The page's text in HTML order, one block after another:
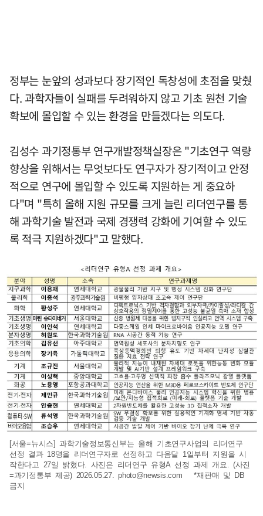
정부는 눈앞의 성과보다 장기적인 독창성에 초점을 맞췄
다. 과학자들이 실패를 두려워하지 않고 기초 원천 기술
확보에 몰입할 수 있는 환경을 만들겠다는 의도다.
김성수 과기정통부 연구개발정책실장은 "기초연구 역량
향상을 위해서는 무엇보다도 연구자가 장기적이고 안정
적으로 연구에 몰입할 수 있도록 지원하는 게 중요하
다"며 "특히 올해 지원 규모를 크게 늘린 리더연구를 통
해 과학기술 발전과 국제 경쟁력 강화에 기여할 수 있도
록 적극 지원하겠다"고 말했다.
[서울=뉴시스] 과학기술정보통신부는 올해 기초연구사업의 리더연구
선정 결과 18명을 리더연구자로 선정하고 다음달 1일부터 지원을 시
작한다고 27일 밝혔다. 사진은 리더연구 유형A 선정 과제 개요. (사진
=과기정통부 제공) 2026.05.27.photo@newsis.com *재판매 및 DB
금지